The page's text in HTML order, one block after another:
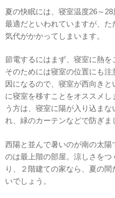
夏の快眠には、寝室温度26～
最適だといわれていますが、
気代がかかってしまいます。
節電するにはまず、寝室に熱を
そのためには寝室の位置にも
因になるので、寝室が西向き
に寝室を移すことをオススメ
う方は、寝室に陽が入り込ま
れ、緑のカーテンなどで防ぎま
西陽と並んで暑いのが南の太
のは最上階の部屋。涼しさを
り、２階建ての家なら、夏の
いでしょう。